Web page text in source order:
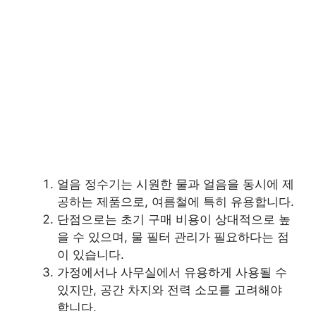
얼음 정수기는 시원한 물과 얼음을 동시에 제
공하는 제품으로, 여름철에 특히 유용합니다.
단점으로는 초기 구매 비용이 상대적으로 높
을 수 있으며, 물 필터 관리가 필요하다는 점
이 있습니다.
가정에서나 사무실에서 유용하게 사용될 수
있지만, 공간 차지와 전력 소모를 고려해야
합니다.